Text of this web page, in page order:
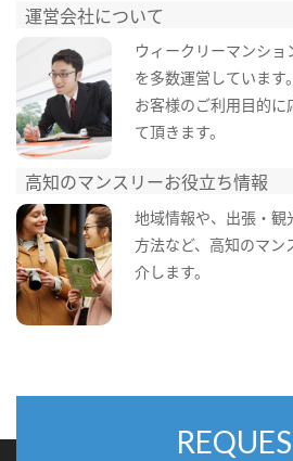
運営会社について
ウィークリーマンシ
を多数運営しています。
お客様のご利用目的
て頂きます。
高知のマンスリーお役立ち情報
地域情報や、出張・
方法など、高知のマン
介します。